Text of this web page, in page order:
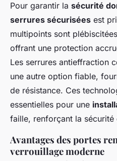
Pour garantir la sécurité
serrures sécurisées est
multipoints sont
offrant une protection
Les serrures antieffraction
une autre option fiable,
de résistance. Ces
essentielles pour une
faille, renforçant la sécurité
Avantages des portes
verrouillage moderne